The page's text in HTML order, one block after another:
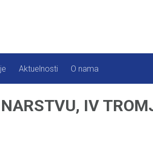
Aktuelnosti O nama
IV